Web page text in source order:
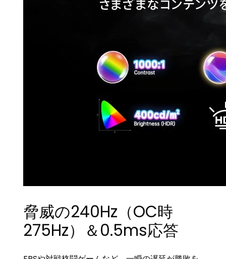
脅威の240Hz（OC時
275Hz）＆0.5ms応答